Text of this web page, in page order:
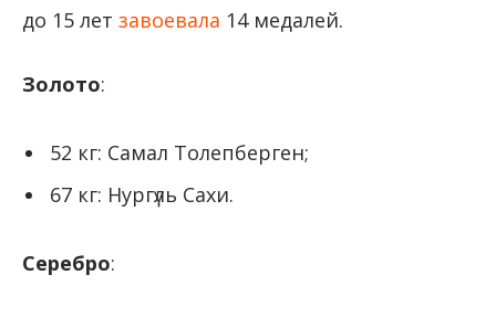
до 15 лет завоевала 14 медалей.
Золото:
52 кг: Самал Толепберген;
67 кг: Нургүль Сахи.
Серебро: